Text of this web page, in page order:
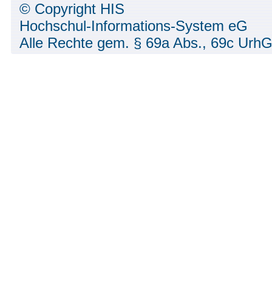
© Copyright HIS
Hochschul-Informations-System eG
Alle Rechte gem. § 69a Abs., 69c